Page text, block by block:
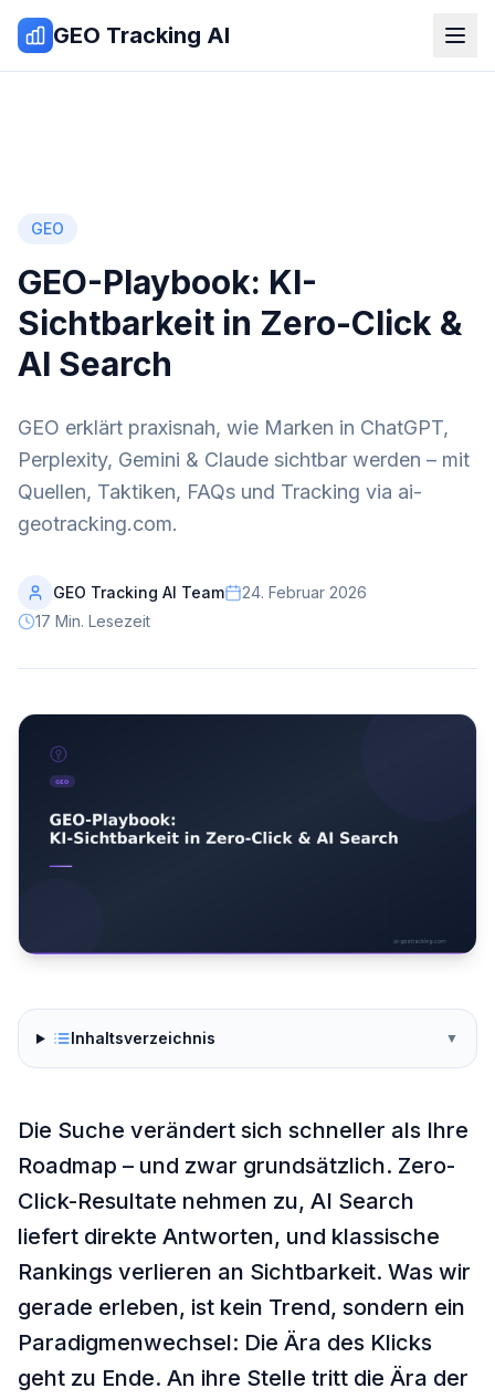
Zum Inhalt springen
GEO Tracking AI
GEO
GEO-Playbook: KI-
Sichtbarkeit in Zero-Click &
AI Search
GEO erklärt praxisnah, wie Marken in ChatGPT,
Perplexity, Gemini & Claude sichtbar werden – mit
Quellen, Taktiken, FAQs und Tracking via ai-
geotracking.com.
GEO Tracking AI Team
24. Februar 2026
17 Min. Lesezeit
Inhaltsverzeichnis ▼
Die Suche verändert sich schneller als Ihre
Roadmap – und zwar grundsätzlich. Zero-
Click-Resultate nehmen zu, AI Search
liefert direkte Antworten, und klassische
Rankings verlieren an Sichtbarkeit. Was wir
gerade erleben, ist kein Trend, sondern ein
Paradigmenwechsel: Die Ära des Klicks
geht zu Ende. An ihre Stelle tritt die Ära der